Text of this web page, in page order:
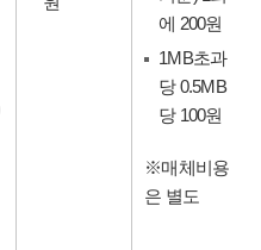
에 200원
1MB초과
당 0.5MB
당 100원
※매체비용
은 별도